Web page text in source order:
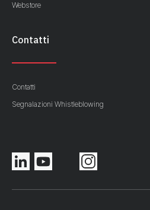
Webstore
Contatti
Contatti
Segnalazioni Whistleblowing